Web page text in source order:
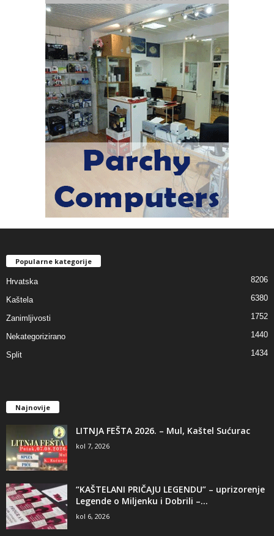
Popularne kategorije
Hrvatska 8206
Kaštela 6380
Zanimljivosti 1752
Nekategorizirano 1440
Split 1434
Najnovije
LITNJA FEŠTA 2026. – Mul, Kaštel Sućurac
kol 7, 2026
“KAŠTELANI PRIČAJU LEGENDU” – uprizorenje
Legende o Miljenku i Dobrili –...
kol 6, 2026